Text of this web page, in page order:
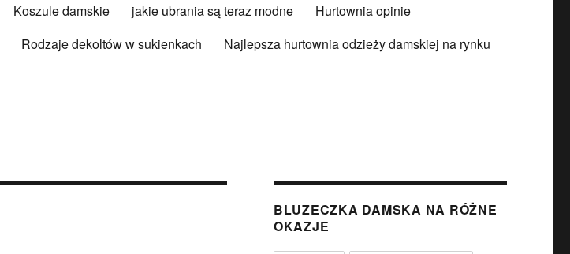
Koszule damskie jakie ubrania są teraz modne
Hurtownia opinie
Rodzaje dekoltów w sukienkach
Najlepsza hurtownia odzieży damskiej na rynku
BLUZECZKA DAMSKA NA RÓŻNE
OKAZJE